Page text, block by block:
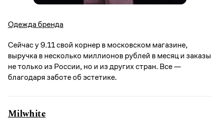
Одежда бренда
Сейчас у 9.11 свой корнер в московском магазине,
выручка в несколько миллионов рублей в месяц и заказы
не только из России, но и из других стран. Все —
благодаря заботе об эстетике.
Milwhite